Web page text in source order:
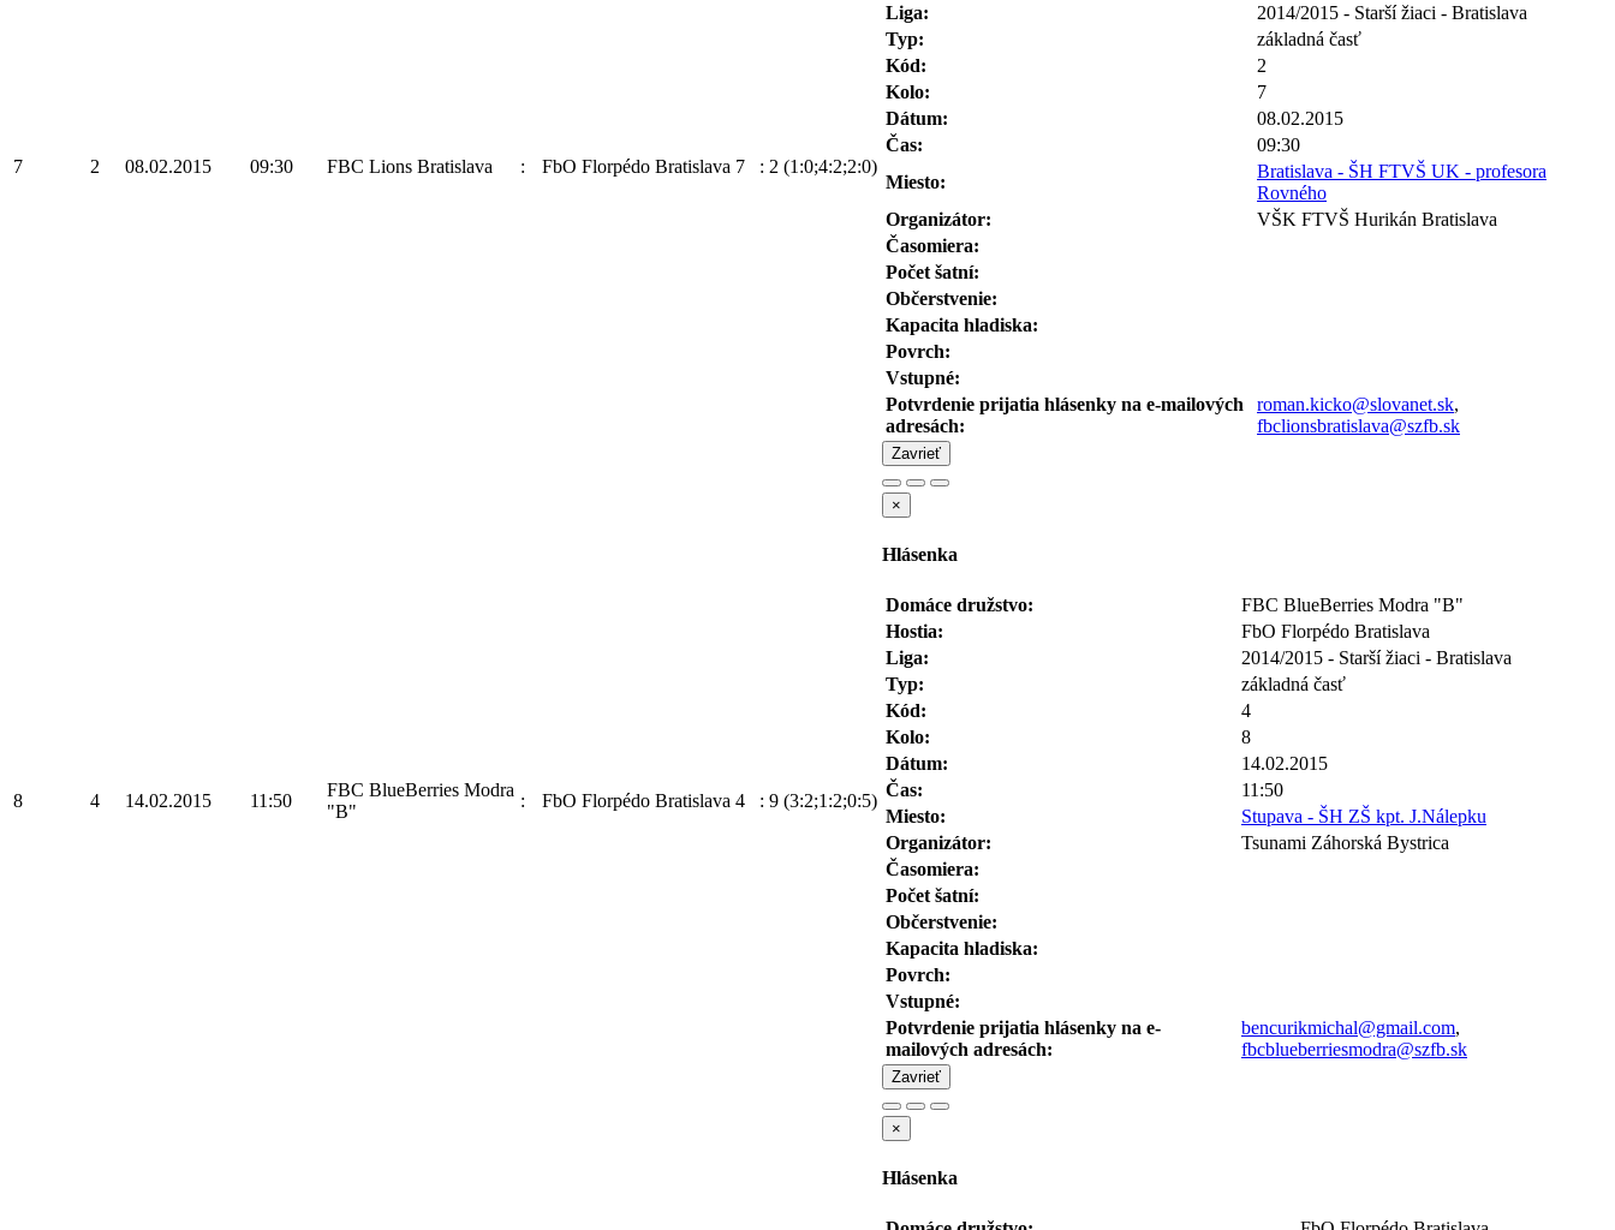
7 2 08.02.2015 09:30 FBC Lions Bratislava : FbO Florpédo Bratislava 7 : 2 (1:0;4:2;2:0)
Liga:
2014/2015 - Starší žiaci - Bratislava
Typ:
základná časť
Kód:
2
Kolo:
7
Dátum:
08.02.2015
Čas:
09:30
Miesto:
Bratislava - ŠH FTVŠ UK - profesora
Rovného
Organizátor:
VŠK FTVŠ Hurikán Bratislava
Časomiera:
Počet šatní:
Občerstvenie:
Kapacita hladiska:
Povrch:
Vstupné:
Potvrdenie prijatia hlásenky na e-mailových
adresách:
roman.kicko@slovanet.sk,
fbclionsbratislava@szfb.sk
Zavrieť
8 4 14.02.2015 11:50
FBC BlueBerries Modra
"B"
: FbO Florpédo Bratislava 4 : 9 (3:2;1:2;0:5)
×
Hlásenka
Domáce družstvo:
FBC BlueBerries Modra "B"
Hostia:
FbO Florpédo Bratislava
Liga:
2014/2015 - Starší žiaci - Bratislava
Typ:
základná časť
Kód:
4
Kolo:
8
Dátum:
14.02.2015
Čas:
11:50
Miesto:
Stupava - ŠH ZŠ kpt. J.Nálepku
Organizátor:
Tsunami Záhorská Bystrica
Časomiera:
Počet šatní:
Občerstvenie:
Kapacita hladiska:
Povrch:
Vstupné:
Potvrdenie prijatia hlásenky na e-
mailových adresách:
bencurikmichal@gmail.com,
fbcblueberriesmodra@szfb.sk
Zavrieť
×
Hlásenka